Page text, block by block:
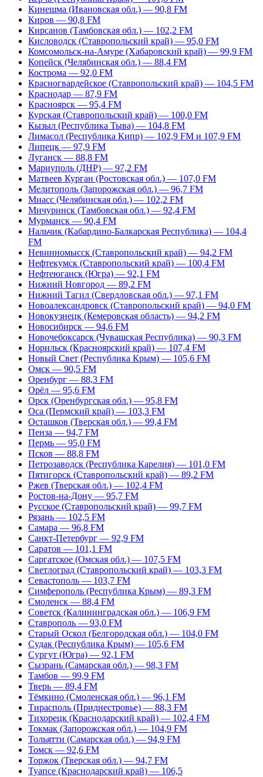
Кинешма (Ивановская обл.) — 90,8 FM
Киров — 90,8 FM
Кирсанов (Тамбовская обл.) — 102,2 FM
Кисловодск (Ставропольский край) — 95,0 FM
Комсомольск-на-Амуре (Хабаровский край) — 99,9 FM
Копейск (Челябинская обл.) — 88,4 FM
Кострома — 92,0 FM
Красногвардейское (Ставропольский край) — 104,5 FM
Краснодар — 87,9 FM
Красноярск — 95,4 FM
Курская (Ставропольский край) — 100,0 FM
Кызыл (Республика Тыва) — 104,8 FM
Лимасол (Республика Кипр) — 102,9 FM и 107,9 FM
Липецк — 97,9 FM
Луганск — 88,8 FM
Мариуполь (ДНР) — 97,2 FM
Матвеев Курган (Ростовская обл.) — 107,0 FM
Мелитополь (Запорожская обл.) — 96,7 FM
Миасс (Челябинская обл.) — 102,2 FM
Мичуринск (Тамбовская обл.) — 92,4 FM
Мурманск — 90,4 FM
Нальчик (Кабардино-Балкарская Республика) — 104,4
FM
Невинномысск (Ставропольский край) — 94,2 FM
Нефтекумск (Ставропольский край) — 100,4 FM
Нефтеюганск (Югра) — 92,1 FM
Нижний Новгород — 89,2 FM
Нижний Тагил (Свердловская обл.) — 97,1 FM
Новоалександровск (Ставропольский край) — 94,0 FM
Новокузнецк (Кемеровская область) — 94,2 FM
Новосибирск — 94,6 FM
Новочебоксарск (Чувашская Республика) — 90,3 FM
Норильск (Красноярский край) — 107,4 FM
Новый Свет (Республика Крым) — 105,6 FM
Омск — 90,5 FM
Оренбург — 88,3 FM
Орёл — 95,6 FM
Орск (Оренбургская обл.) — 95,8 FM
Оса (Пермский край) — 103,3 FM
Осташков (Тверская обл.) — 99,4 FM
Пенза — 94,7 FM
Пермь — 95,0 FM
Псков — 88,8 FM
Петрозаводск (Республика Карелия) — 101,0 FM
Пятигорск (Ставропольский край) — 89,2 FM
Ржев (Тверская обл.) — 102,4 FM
Ростов-на-Дону — 95,7 FM
Русское (Ставропольский край) — 99,7 FM
Рязань — 102,5 FM
Самара — 96,8 FM
Санкт-Петербург — 92,9 FM
Саратов — 101,1 FM
Саргатское (Омская обл.) — 107,5 FM
Светлоград (Ставропольский край) — 103,3 FM
Севастополь — 103,7 FM
Симферополь (Республика Крым) — 89,3 FM
Смоленск — 88,4 FM
Советск (Калининградская обл.) — 106,9 FM
Ставрополь — 93,0 FM
Старый Оскол (Белгородская обл.) — 104,0 FM
Судак (Республика Крым) — 105,6 FM
Сургут (Югра) — 92,1 FM
Сызрань (Самарская обл.) — 98,3 FM
Тамбов — 99,9 FM
Тверь — 89,4 FM
Тёмкино (Смоленская обл.) — 96,1 FM
Тирасполь (Приднестровье) — 88,3 FM
Тихорецк (Краснодарский край) — 102,4 FM
Токмак (Запорожская обл.) — 104,9 FM
Тольятти (Самарская обл.) — 94,9 FM
Томск — 92,6 FM
Торжок (Тверская обл.) — 94,7 FM
Туапсе (Краснодарский край) — 106,5